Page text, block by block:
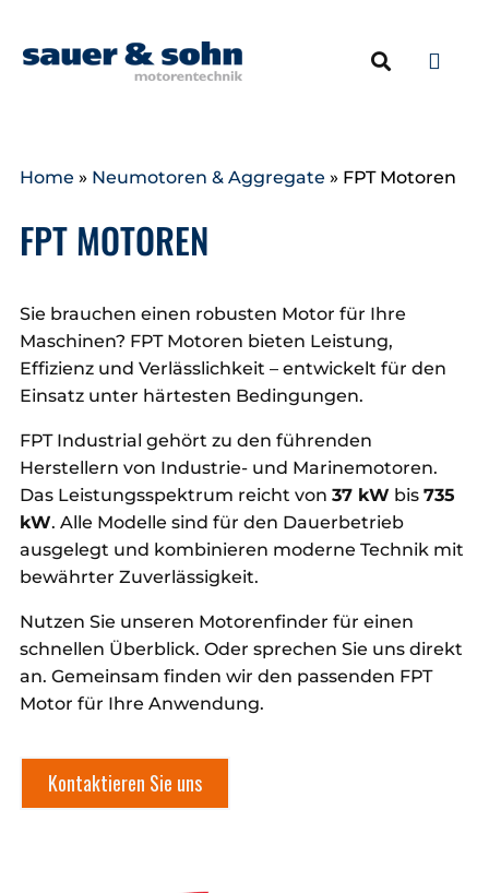
Home » Neumotoren & Aggregate » FPT Motoren
FPT MOTOREN
Sie brauchen einen robusten Motor für Ihre
Maschinen? FPT Motoren bieten Leistung,
Effizienz und Verlässlichkeit – entwickelt für den
Einsatz unter härtesten Bedingungen.
FPT Industrial gehört zu den führenden
Herstellern von Industrie- und Marinemotoren.
Das Leistungsspektrum reicht von 37 kW bis 735
kW. Alle Modelle sind für den Dauerbetrieb
ausgelegt und kombinieren moderne Technik mit
bewährter Zuverlässigkeit.
Nutzen Sie unseren Motorenfinder für einen
schnellen Überblick. Oder sprechen Sie uns direkt
an. Gemeinsam finden wir den passenden FPT
Motor für Ihre Anwendung.
Kontaktieren Sie uns